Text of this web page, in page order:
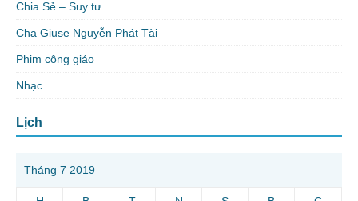
Chia Sẻ – Suy tư
Cha Giuse Nguyễn Phát Tài
Phim công giáo
Nhạc
Lịch
Tháng 7 2019